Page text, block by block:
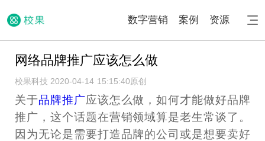
数字营销 案例 资源
网络品牌推广应该怎么做
校果科技 2020-04-14 15:15:40原创
关于品牌推广应该怎么做，如何才能做好品牌
推广，这个话题在营销领域算是老生常谈了。
因为无论是需要打造品牌的公司或是想要卖好